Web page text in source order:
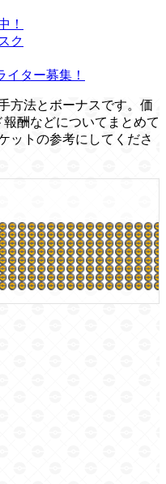
！
ク
ター募集！
方法とボーナスです。価
酬などについてまとめて
ットの参考にしてくださ